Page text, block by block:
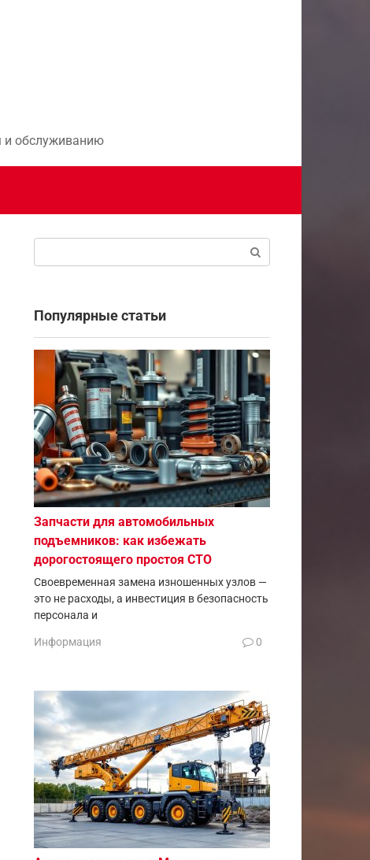
и обслуживанию
Популярные статьи
Запчасти для автомобильных
подъемников: как избежать
дорогостоящего простоя СТО
Своевременная замена изношенных узлов —
это не расходы, а инвестиция в безопасность
персонала и
Информация 0